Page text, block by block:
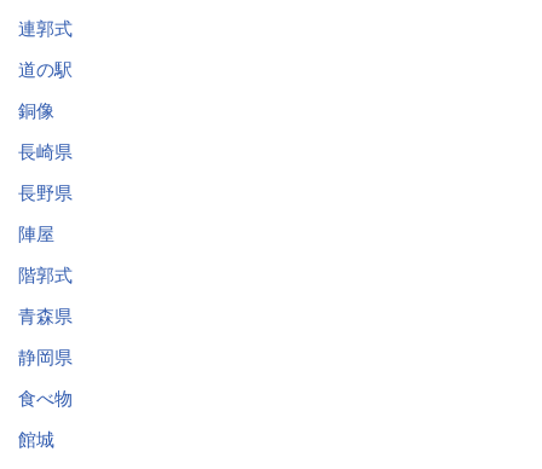
連郭式
道の駅
銅像
長崎県
長野県
陣屋
階郭式
青森県
静岡県
食べ物
館城